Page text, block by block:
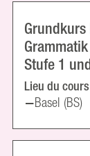
Stufe 1
Lieu du
Basel (BS)